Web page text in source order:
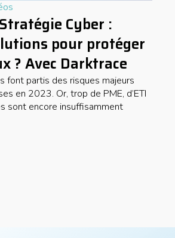
Cyber :
pour protéger
? Avec Darktrace
font partis des risques majeurs
en 2023. Or, trop de PME, d’ETI
sont encore insuffisamment